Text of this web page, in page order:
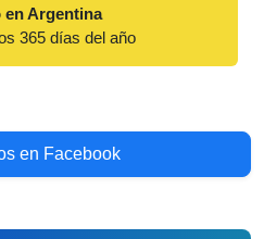
en Argentina
365 días del año
en Facebook